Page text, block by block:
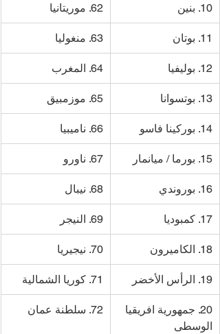
10. بنين 62. موريتانيا
11. بوتان 63. منغوليا
12. بوليفيا 64. المغرب
13. بوتسوانا 65. موزمبيق
14. بوركينا فاسو 66. ناميبيا
15. بورما / ميانمار 67. ناورو
16. بوروندي 68. نيبال
17. كمبوديا 69. النيجر
18. الكاميرون 70. نيجيريا
19. الرأس الأخضر 71. كوريا الشمالية
20. جمهورية افريقيا
الوسطى
72. سلطنة عمان